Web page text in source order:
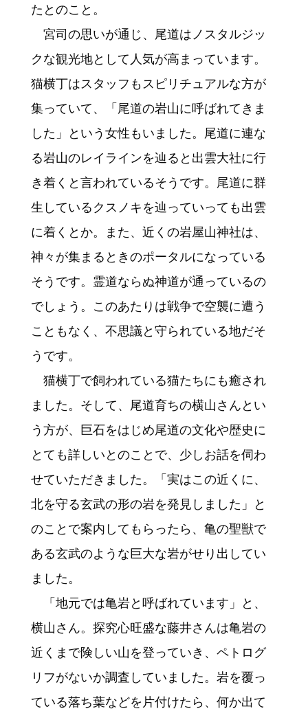
たとのこと。
宮司の思いが通じ、尾道はノスタルジッ
クな観光地として人気が高まっています。
猫横丁はスタッフもスピリチュアルな方が
集っていて、「尾道の岩山に呼ばれてきま
した」という女性もいました。尾道に連な
る岩山のレイラインを辿ると出雲大社に行
き着くと言われているそうです。尾道に群
生しているクスノキを辿っていっても出雲
に着くとか。また、近くの岩屋山神社は、
神々が集まるときのポータルになっている
そうです。霊道ならぬ神道が通っているの
でしょう。このあたりは戦争で空襲に遭う
こともなく、不思議と守られている地だそ
うです。
猫横丁で飼われている猫たちにも癒され
ました。そして、尾道育ちの横山さんとい
う方が、巨石をはじめ尾道の文化や歴史に
とても詳しいとのことで、少しお話を伺わ
せていただきました。「実はこの近くに、
北を守る玄武の形の岩を発見しました」と
のことで案内してもらったら、亀の聖獣で
ある玄武のような巨大な岩がせり出してい
ました。
「地元では亀岩と呼ばれています」と、
横山さん。探究心旺盛な藤井さんは亀岩の
近くまで険しい山を登っていき、ペトログ
リフがないか調査していました。岩を覆っ
ている落ち葉などを片付けたら、何か出て